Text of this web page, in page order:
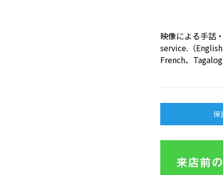
映像による手話
service.（
French、
保